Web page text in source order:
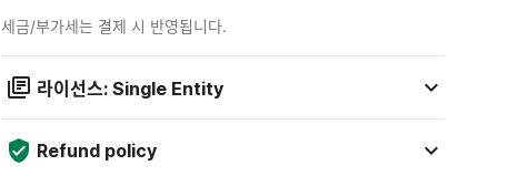
세금/부가세는 결제 시 반영됩니다.
라이선스: Single Entity
Refund policy